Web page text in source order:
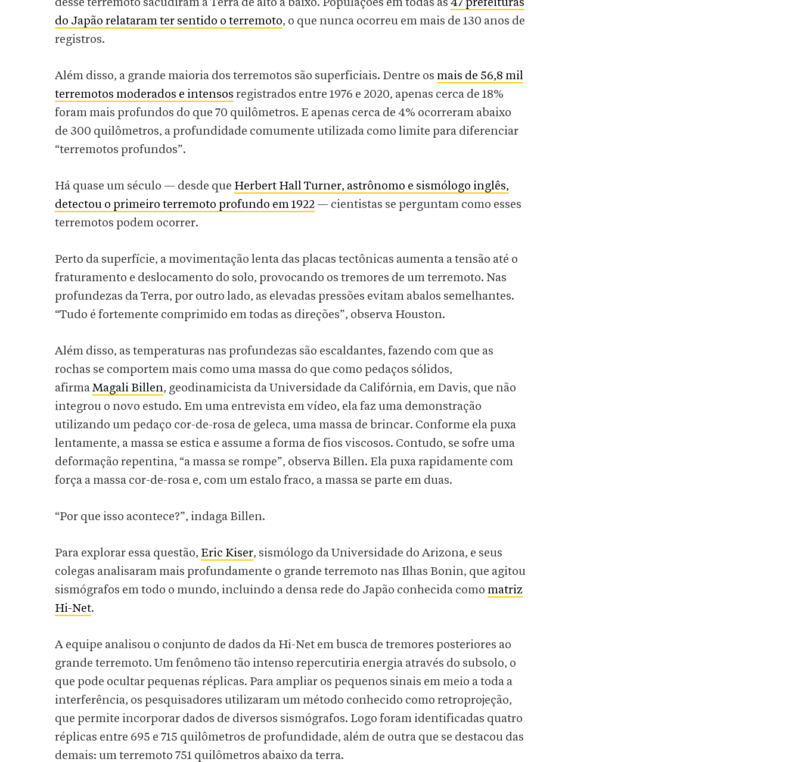
desse terremoto sacudiram a Terra de alto a baixo. Populações em todas as 47 prefeituras
do Japão relataram ter sentido o terremoto, o que nunca ocorreu em mais de 130 anos de
registros.
Além disso, a grande maioria dos terremotos são superficiais. Dentre os mais de 56,8 mil
terremotos moderados e intensos registrados entre 1976 e 2020, apenas cerca de 18%
foram mais profundos do que 70 quilômetros. E apenas cerca de 4% ocorreram abaixo
de 300 quilômetros, a profundidade comumente utilizada como limite para diferenciar
“terremotos profundos”.
Há quase um século — desde que Herbert Hall Turner, astrônomo e sismólogo inglês,
detectou o primeiro terremoto profundo em 1922 — cientistas se perguntam como esses
terremotos podem ocorrer.
Perto da superfície, a movimentação lenta das placas tectônicas aumenta a tensão até o
fraturamento e deslocamento do solo, provocando os tremores de um terremoto. Nas
profundezas da Terra, por outro lado, as elevadas pressões evitam abalos semelhantes.
“Tudo é fortemente comprimido em todas as direções”, observa Houston.
Além disso, as temperaturas nas profundezas são escaldantes, fazendo com que as
rochas se comportem mais como uma massa do que como pedaços sólidos,
afirmaMagali Billen, geodinamicista da Universidade da Califórnia, em Davis, que não
integrou o novo estudo. Em uma entrevista em vídeo, ela faz uma demonstração
utilizando um pedaço cor-de-rosa de geleca, uma massa de brincar. Conforme ela puxa
lentamente, a massa se estica e assume a forma de fios viscosos. Contudo, se sofre uma
deformação repentina, “a massa se rompe”, observa Billen. Ela puxa rapidamente com
força a massa cor-de-rosa e, com um estalo fraco, a massa se parte em duas.
“Por que isso acontece?”, indaga Billen.
Para explorar essa questão, Eric Kiser, sismólogo da Universidade do Arizona, e seus
colegas analisaram mais profundamente o grande terremoto nas Ilhas Bonin, que agitou
sismógrafos em todo o mundo, incluindo a densa rede do Japão conhecida como matriz
Hi-Net.
A equipe analisou o conjunto de dados da Hi-Net em busca de tremores posteriores ao
grande terremoto. Um fenômeno tão intenso repercutiria energia através do subsolo, o
que pode ocultar pequenas réplicas. Para ampliar os pequenos sinais em meio a toda a
interferência, os pesquisadores utilizaram um método conhecido como retroprojeção,
que permite incorporar dados de diversos sismógrafos. Logo foram identificadas quatro
réplicas entre 695 e 715 quilômetros de profundidade, além de outra que se destacou das
demais: um terremoto 751 quilômetros abaixo da terra.